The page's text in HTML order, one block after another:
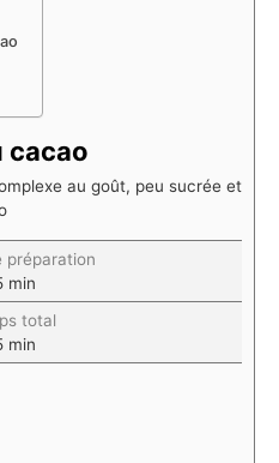
cacao
au goût, peu sucrée et
préparation
min
total
min